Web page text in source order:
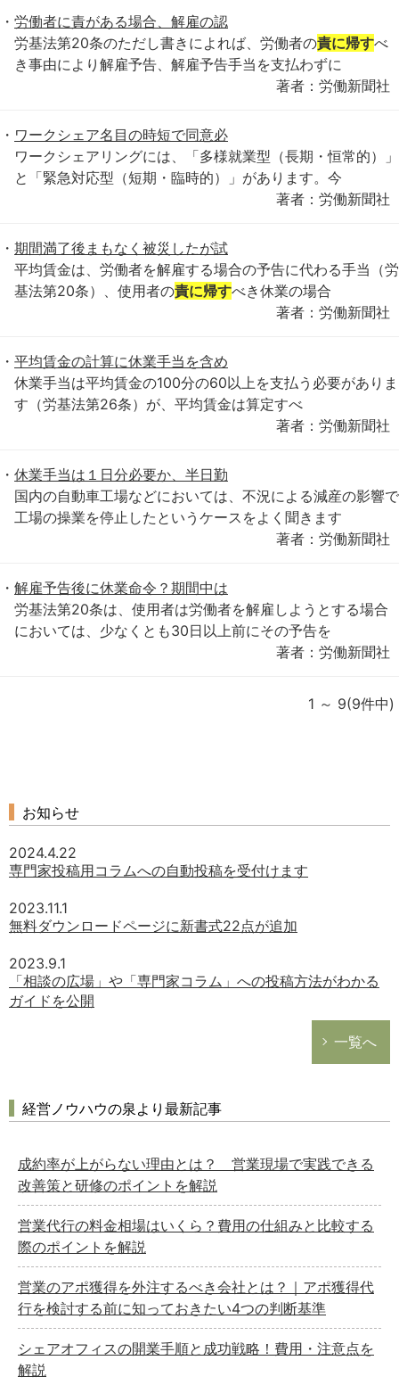
労働者に責がある場合、解雇の認
労基法第20条のただし書きによれば、労働者の責に帰すべ
き事由により解雇予告、解雇予告手当を支払わずに
著者：労働新聞社
ワークシェア名目の時短で同意必
ワークシェアリングには、「多様就業型（長期・恒常的）」
と「緊急対応型（短期・臨時的）」があります。今
著者：労働新聞社
期間満了後まもなく被災したが試
平均賃金は、労働者を解雇する場合の予告に代わる手当（労
基法第20条）、使用者の責に帰すべき休業の場合
著者：労働新聞社
平均賃金の計算に休業手当を含め
休業手当は平均賃金の100分の60以上を支払う必要がありま
す（労基法第26条）が、平均賃金は算定すべ
著者：労働新聞社
休業手当は１日分必要か、半日勤
国内の自動車工場などにおいては、不況による減産の影響で
工場の操業を停止したというケースをよく聞きます
著者：労働新聞社
解雇予告後に休業命令？期間中は
労基法第20条は、使用者は労働者を解雇しようとする場合
においては、少なくとも30日以上前にその予告を
著者：労働新聞社
1 ～ 9(9件中)
お知らせ
2024.4.22
専門家投稿用コラムへの自動投稿を受付けます
2023.11.1
無料ダウンロードページに新書式22点が追加
2023.9.1
「相談の広場」や「専門家コラム」への投稿方法がわかる
ガイドを公開
一覧へ
経営ノウハウの泉より最新記事
成約率が上がらない理由とは？ 営業現場で実践できる
改善策と研修のポイントを解説
営業代行の料金相場はいくら？費用の仕組みと比較する
際のポイントを解説
営業のアポ獲得を外注するべき会社とは？｜アポ獲得代
行を検討する前に知っておきたい4つの判断基準
シェアオフィスの開業手順と成功戦略！費用・注意点を
解説